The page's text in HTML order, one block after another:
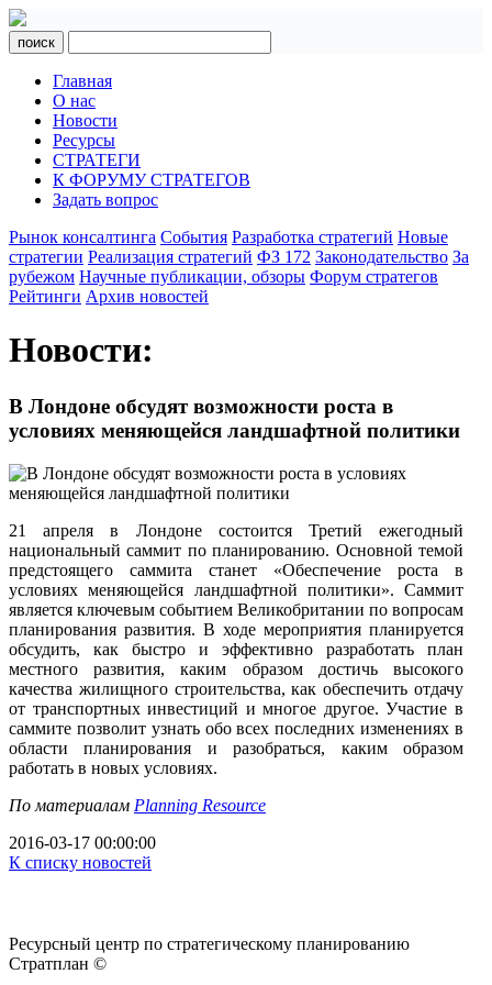
поиск
Главная
О нас
Новости
Ресурсы
СТРАТЕГИ
К ФОРУМУ СТРАТЕГОВ
Задать вопрос
Рынок консалтинга События Разработка стратегий Новые
стратегии Реализация стратегий ФЗ 172 Законодательство За
рубежом Научные публикации, обзоры Форум стратегов
Рейтинги Архив новостей
Новости:
В Лондоне обсудят возможности роста в
условиях меняющейся ландшафтной политики
21 апреля в Лондоне состоится Третий ежегодный
национальный саммит по планированию. Основной темой
предстоящего саммита станет «Обеспечение роста в
условиях меняющейся ландшафтной политики». Саммит
является ключевым событием Великобритании по вопросам
планирования развития. В ходе мероприятия планируется
обсудить, как быстро и эффективно разработать план
местного развития, каким образом достичь высокого
качества жилищного строительства, как обеспечить отдачу
от транспортных инвестиций и многое другое. Участие в
саммите позволит узнать обо всех последних изменениях в
области планирования и разобраться, каким образом
работать в новых условиях.
По материалам Planning Resource
2016-03-17 00:00:00
К списку новостей
Ресурсный центр по стратегическому планированию
Стратплан ©